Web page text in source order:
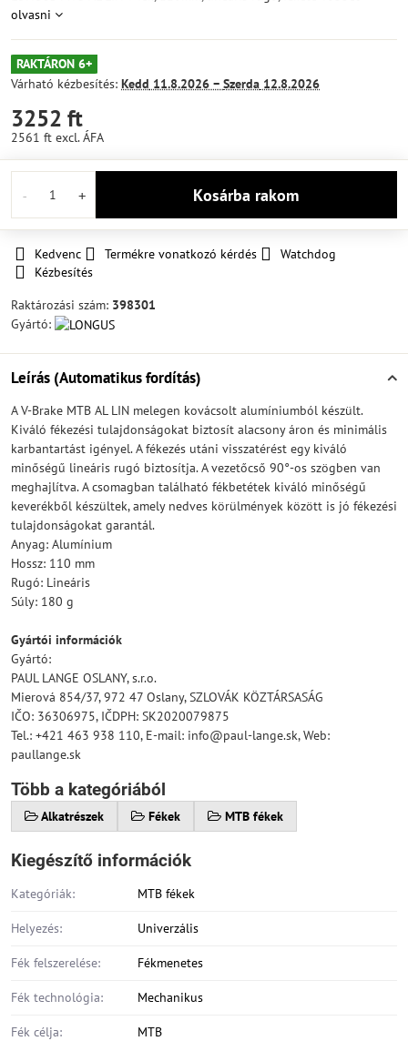
olvasni
RAKTÁRON 6+
Várható kézbesítés: Kedd 11.8.2026 − Szerda 12.8.2026
3252 ft
2561 ft excl. ÁFA
Kosárba rakom
Kedvenc Termékre vonatkozó kérdés
Watchdog
Kézbesítés
Raktározási szám: 398301
Gyártó:
Leírás (Automatikus fordítás)
A V-Brake MTB AL LIN melegen kovácsolt alumíniumból készült.
Kiváló fékezési tulajdonságokat biztosít alacsony áron és minimális
karbantartást igényel. A fékezés utáni visszatérést egy kiváló
minőségű lineáris rugó biztosítja. A vezetőcső 90°-os szögben van
meghajlítva. A csomagban található fékbetétek kiváló minőségű
keverékből készültek, amely nedves körülmények között is jó fékezési
tulajdonságokat garantál.
Anyag: Alumínium
Hossz: 110 mm
Rugó: Lineáris
Súly: 180 g
Gyártói információk
Gyártó:
PAUL LANGE OSLANY, s.r.o.
Mierová 854/37, 972 47 Oslany, SZLOVÁK KÖZTÁRSASÁG
IČO: 36306975, IČDPH: SK2020079875
Tel.: +421 463 938 110, E-mail: info@paul-lange.sk, Web:
paullange.sk
Több a kategóriából
Alkatrészek Fékek MTB fékek
Kiegészítő információk
Kategóriák: MTB fékek
Helyezés: Univerzális
Fék felszerelése: Fékmenetes
Fék technológia: Mechanikus
Fék célja: MTB